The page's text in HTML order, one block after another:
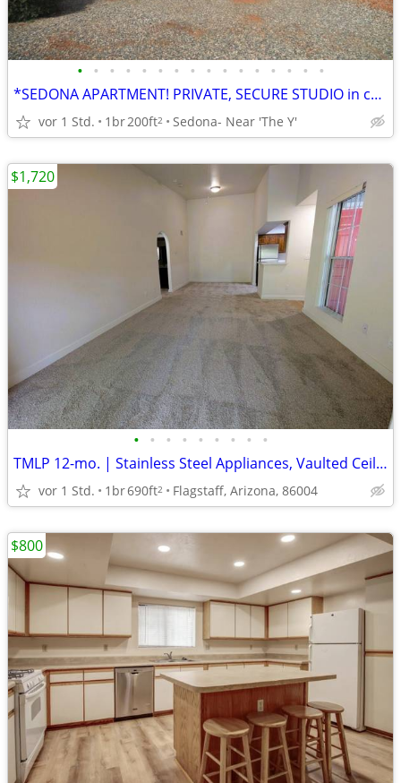
• • • • • • • • • • • • • • • •
*SEDONA APARTMENT! PRIVATE, SECURE STUDIO in central SEDONA*
vor 1 Std. 1br200ft2 Sedona- Near 'The Y'
• • • • • • • • •
TMLP 12-mo. | Stainless Steel Appliances, Vaulted Ceilings
vor 1 Std. 1br690ft2 Flagstaff, Arizona, 86004
$1,720
$800